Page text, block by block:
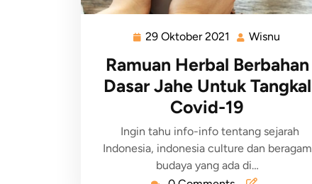
29 Oktober 2021 Wisnu
Ramuan Herbal Berbahan
Dasar Jahe Untuk Tangkal
Covid-19
Ingin tahu info-info tentang sejarah
Indonesia, indonesia culture dan beragam
budaya yang ada di…